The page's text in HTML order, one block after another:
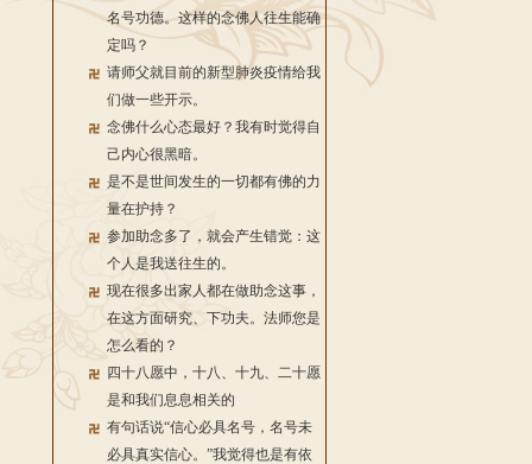
名号功德。这样的念佛人往生能确
定吗？
请师父就目前的新型肺炎疫情给我
们做一些开示。
念佛什么心态最好？我有时觉得自
己内心很黑暗。
是不是世间发生的一切都有佛的力
量在护持？
参加助念多了，就会产生错觉：这
个人是我送往生的。
现在很多出家人都在做助念这事，
在这方面研究、下功夫。法师您是
怎么看的？
四十八愿中，十八、十九、二十愿
是和我们息息相关的
有句话说“信心必具名号，名号未
必具真实信心。”我觉得也是有依